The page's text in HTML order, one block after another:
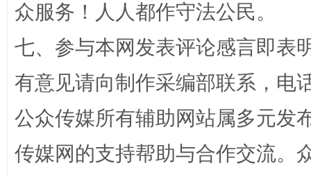
网上购药对药下症？
众服务！人人都作守法公民。
七、参与本网发表评论感言即表
有意见请向制作采编部联系，电
公众传媒所有辅助网站属多元发
传媒网的支持帮助与合作交流。